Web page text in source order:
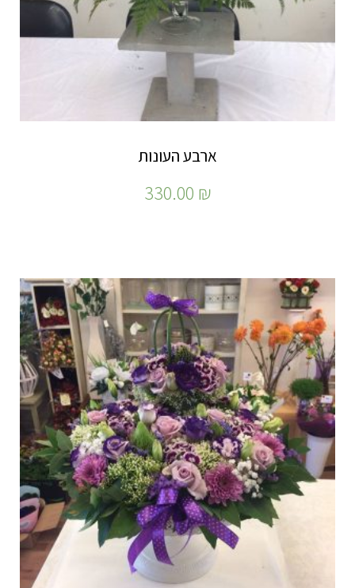
ארבע העונות
330.00 ₪